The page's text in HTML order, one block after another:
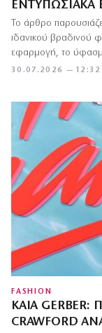
30.07.2026 — 12:32
Το άρθρο
ιδανικού βραδινού
εφαρμογή, το
FASHION
KAIA
CRAWFORD